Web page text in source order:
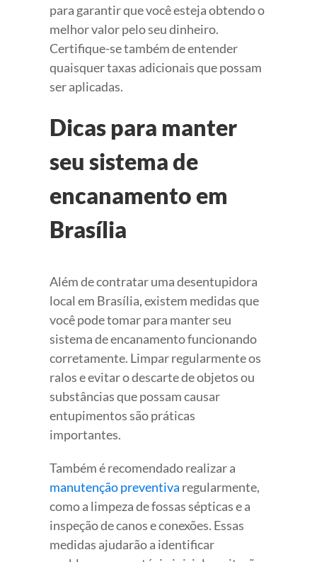
para garantir que você esteja obtendo o
melhor valor pelo seu dinheiro.
Certifique-se também de entender
quaisquer taxas adicionais que possam
ser aplicadas.
Dicas para manter
seu sistema de
encanamento em
Brasília
Além de contratar uma desentupidora
local em Brasília, existem medidas que
você pode tomar para manter seu
sistema de encanamento funcionando
corretamente. Limpar regularmente os
ralos e evitar o descarte de objetos ou
substâncias que possam causar
entupimentos são práticas
importantes.
Também é recomendado realizar a
manutenção preventiva regularmente,
como a limpeza de fossas sépticas e a
inspeção de canos e conexões. Essas
medidas ajudarão a identificar